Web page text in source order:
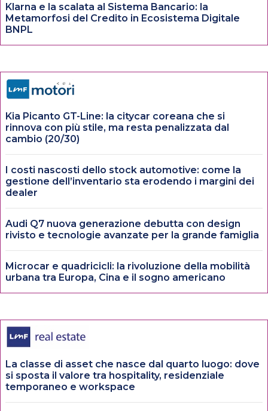
Klarna e la scalata al Sistema Bancario: la
Metamorfosi del Credito in Ecosistema Digitale
BNPL
Kia Picanto GT-Line: la citycar coreana che si
rinnova con più stile, ma resta penalizzata dal
cambio (20/30)
I costi nascosti dello stock automotive: come la
gestione dell’inventario sta erodendo i margini dei
dealer
Audi Q7 nuova generazione debutta con design
rivisto e tecnologie avanzate per la grande famiglia
Microcar e quadricicli: la rivoluzione della mobilità
urbana tra Europa, Cina e il sogno americano
La classe di asset che nasce dal quarto luogo: dove
si sposta il valore tra hospitality, residenziale
temporaneo e workspace